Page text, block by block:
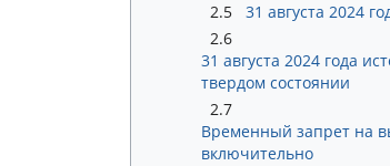
2.5
31 августа 2024
2.6
31 августа 2024 года
твердом состоянии
2.7
Временный запрет на
включительно